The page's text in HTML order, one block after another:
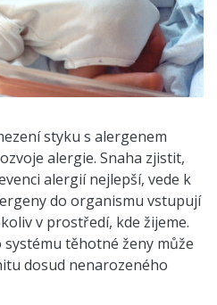
styku s alergenem
alergie. Snaha zjistit,
alergií nejlepší, vede k
do organismu vstupují
v prostředí, kde žijeme.
těhotné ženy může
dosud nenarozeného